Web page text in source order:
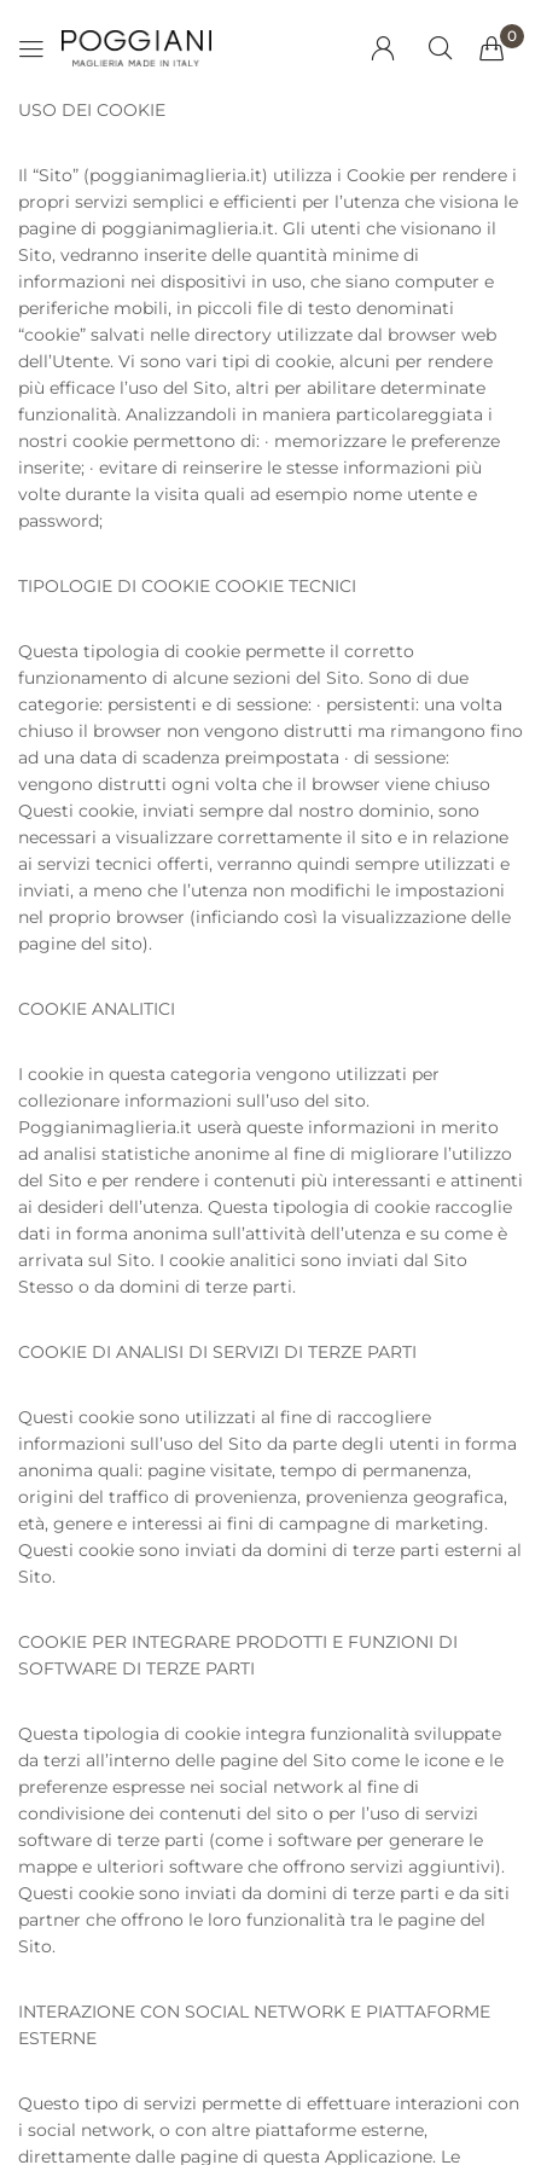
Millions of people around the
world visit Envato to buy and
sell creative assets, use smart
design templates, learn
creative skills or even hire
freelancers. With an industry-
leading marketplace paired
with an unlimited subscription
service, Envato helps creatives
like you get projects done
About Envato
Careers
Privacy Policy
Sitemap
Community
Blog
0
USO DEI COOKIE
Il “Sito” (poggianimaglieria.it) utilizza i Cookie per rendere i
propri servizi semplici e efficienti per l’utenza che visiona le
pagine di poggianimaglieria.it. Gli utenti che visionano il
Sito, vedranno inserite delle quantità minime di
informazioni nei dispositivi in uso, che siano computer e
periferiche mobili, in piccoli file di testo denominati
“cookie” salvati nelle directory utilizzate dal browser web
dell’Utente. Vi sono vari tipi di cookie, alcuni per rendere
più efficace l’uso del Sito, altri per abilitare determinate
funzionalità. Analizzandoli in maniera particolareggiata i
nostri cookie permettono di: · memorizzare le preferenze
inserite; · evitare di reinserire le stesse informazioni più
volte durante la visita quali ad esempio nome utente e
password;
TIPOLOGIE DI COOKIE COOKIE TECNICI
Questa tipologia di cookie permette il corretto
funzionamento di alcune sezioni del Sito. Sono di due
categorie: persistenti e di sessione: · persistenti: una volta
chiuso il browser non vengono distrutti ma rimangono fino
ad una data di scadenza preimpostata · di sessione:
vengono distrutti ogni volta che il browser viene chiuso
Questi cookie, inviati sempre dal nostro dominio, sono
necessari a visualizzare correttamente il sito e in relazione
ai servizi tecnici offerti, verranno quindi sempre utilizzati e
inviati, a meno che l’utenza non modifichi le impostazioni
nel proprio browser (inficiando così la visualizzazione delle
pagine del sito).
COOKIE ANALITICI
I cookie in questa categoria vengono utilizzati per
collezionare informazioni sull’uso del sito.
Poggianimaglieria.it userà queste informazioni in merito
ad analisi statistiche anonime al fine di migliorare l’utilizzo
del Sito e per rendere i contenuti più interessanti e attinenti
ai desideri dell’utenza. Questa tipologia di cookie raccoglie
dati in forma anonima sull’attività dell’utenza e su come è
arrivata sul Sito. I cookie analitici sono inviati dal Sito
Stesso o da domini di terze parti.
COOKIE DI ANALISI DI SERVIZI DI TERZE PARTI
Questi cookie sono utilizzati al fine di raccogliere
informazioni sull’uso del Sito da parte degli utenti in forma
anonima quali: pagine visitate, tempo di permanenza,
origini del traffico di provenienza, provenienza geografica,
età, genere e interessi ai fini di campagne di marketing.
Questi cookie sono inviati da domini di terze parti esterni al
Sito.
COOKIE PER INTEGRARE PRODOTTI E FUNZIONI DI
SOFTWARE DI TERZE PARTI
Questa tipologia di cookie integra funzionalità sviluppate
da terzi all’interno delle pagine del Sito come le icone e le
preferenze espresse nei social network al fine di
condivisione dei contenuti del sito o per l’uso di servizi
software di terze parti (come i software per generare le
mappe e ulteriori software che offrono servizi aggiuntivi).
Questi cookie sono inviati da domini di terze parti e da siti
partner che offrono le loro funzionalità tra le pagine del
Sito.
INTERAZIONE CON SOCIAL NETWORK E PIATTAFORME
ESTERNE
Questo tipo di servizi permette di effettuare interazioni con
i social network, o con altre piattaforme esterne,
direttamente dalle pagine di questa Applicazione. Le